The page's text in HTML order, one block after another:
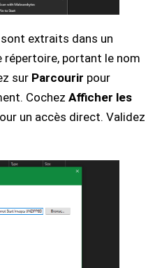
extraits dans un
répertoire, portant le nom
sur Parcourir pour
Cochez Afficher les
un accès direct. Validez